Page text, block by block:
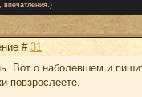
впечатления.)
#31
Вот о наболевшем и
повзрослеете.